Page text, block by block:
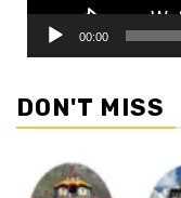
00:00
DON'T MISS